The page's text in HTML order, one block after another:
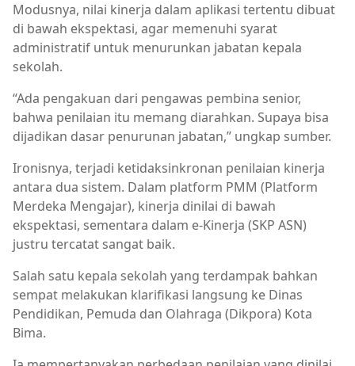
Modusnya, nilai kinerja dalam aplikasi tertentu dibuat
di bawah ekspektasi, agar memenuhi syarat
administratif untuk menurunkan jabatan kepala
sekolah.
“Ada pengakuan dari pengawas pembina senior,
bahwa penilaian itu memang diarahkan. Supaya bisa
dijadikan dasar penurunan jabatan,” ungkap sumber.
Ironisnya, terjadi ketidaksinkronan penilaian kinerja
antara dua sistem. Dalam platform PMM (Platform
Merdeka Mengajar), kinerja dinilai di bawah
ekspektasi, sementara dalam e-Kinerja (SKP ASN)
justru tercatat sangat baik.
Salah satu kepala sekolah yang terdampak bahkan
sempat melakukan klarifikasi langsung ke Dinas
Pendidikan, Pemuda dan Olahraga (Dikpora) Kota
Bima.